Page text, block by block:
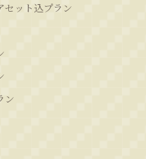
セット込プラン
ン